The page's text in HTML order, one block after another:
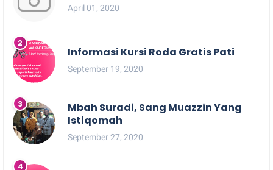
April 01, 2020
Informasi Kursi Roda Gratis Pati
September 19, 2020
Mbah Suradi, Sang Muazzin Yang
Istiqomah
September 27, 2020